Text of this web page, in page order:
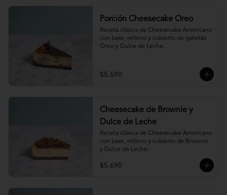
Porción Cheesecake Oreo
Receta clásica de Cheesecake Americano
con base, relleno y cubierto de galletas
Oreo y Dulce de Leche.
$5.690
Cheesecake de Brownie y
Dulce de Leche
Receta clásica de Cheesecake Americano
con base, relleno y cubierto de Brownie
y Dulce de Leche.
$5.690